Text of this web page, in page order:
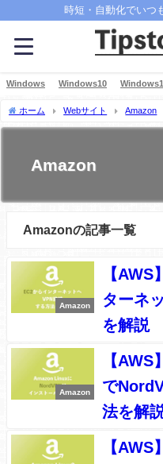
時短・自動化でいつ
Windows Windows10
ホーム Webサイト Amazon
Amazon
Amazonの記事一覧
Amazon
【
ターネ
を解説
Amazon
【
で
法を解
【AWS